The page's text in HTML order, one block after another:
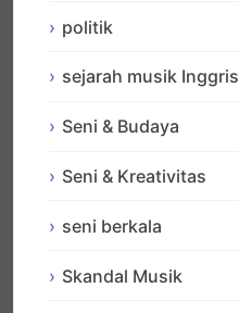
politik
sejarah musik Inggris
Seni & Budaya
Seni & Kreativitas
seni berkala
Skandal Musik